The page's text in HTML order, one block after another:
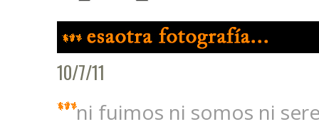
10/7/11
ni fuimos ni somos ni